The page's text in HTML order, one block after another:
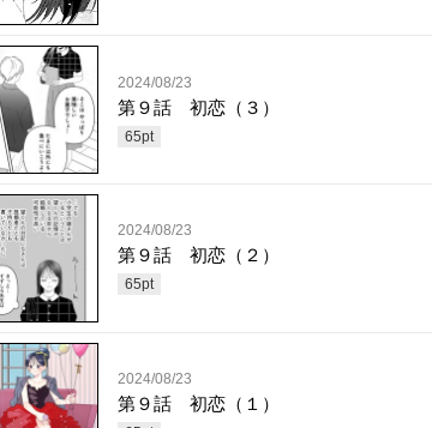
2024/08/23
第９話 初恋（３）
65pt
2024/08/23
第９話 初恋（２）
65pt
2024/08/23
第９話 初恋（１）